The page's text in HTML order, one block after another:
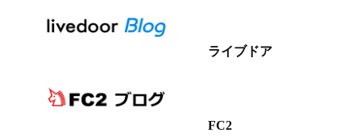
ライブドア
FC2